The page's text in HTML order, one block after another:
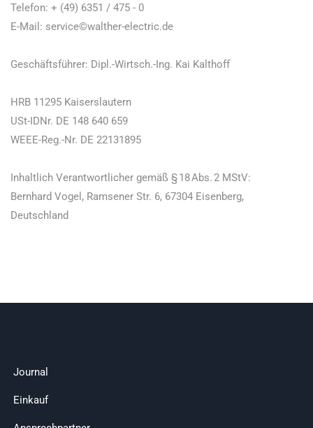
Telefon: + (49) 6351 / 475 - 0
E-Mail: service©walther-electric.de
Geschäftsführer: Dipl.-Wirtsch.-Ing. Kai Kalthoff
HRB 11295 Kaiserslautern
USt-IDNr. DE 148 640 659
WEEE-Reg.-Nr. DE 22131895
Inhaltlich Verantwortlicher gemäß § 18 Abs. 2 MStV:
Bernhard Vogel, Ramsener Str. 6, 67304 Eisenberg,
Deutschland
Journal
Einkauf